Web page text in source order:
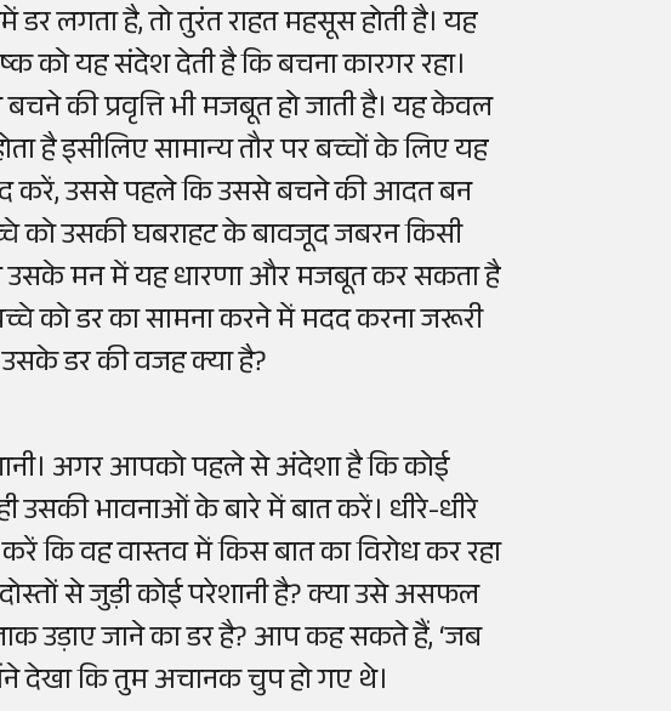
लगता है, तो तुरंत राहत महसूस होती है। यह
को यह संदेश देती है कि बचना कारगर रहा।
की प्रवृत्ति भी मजबूत हो जाती है। यह केवल
है इसीलिए सामान्य तौर पर बच्चों के लिए यह
करें, उससे पहले कि उससे बचने की आदत बन
को उसकी घबराहट के बावजूद जबरन किसी
उसके मन में यह धारणा और मजबूत कर सकता है
को डर का सामना करने में मदद करना जरूरी
डर की वजह क्या है?
अगर आपको पहले से अंदेशा है कि कोई
उसकी भावनाओं के बारे में बात करें। धीरे-धीरे
वह वास्तव में किस बात का विरोध कर रहा
से जुड़ी कोई परेशानी है? क्या उसे असफल
उड़ाए जाने का डर है? आप कह सकते हैं, ‘जब
देखा कि तुम अचानक चुप हो गए थे।